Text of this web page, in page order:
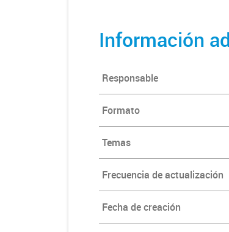
Información
Responsable
Formato
Temas
Frecuencia de actualización
Fecha de creación